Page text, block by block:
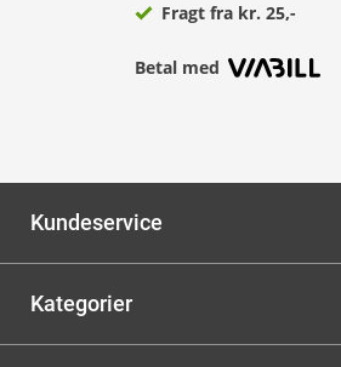
Fragt fra kr. 25,-
Betal med
Kundeservice
Kategorier